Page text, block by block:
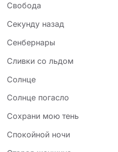
Свобода
Секунду назад
Сенбернары
Сливки со льдом
Солнце
Солнце погасло
Сохрани мою тень
Спокойной ночи